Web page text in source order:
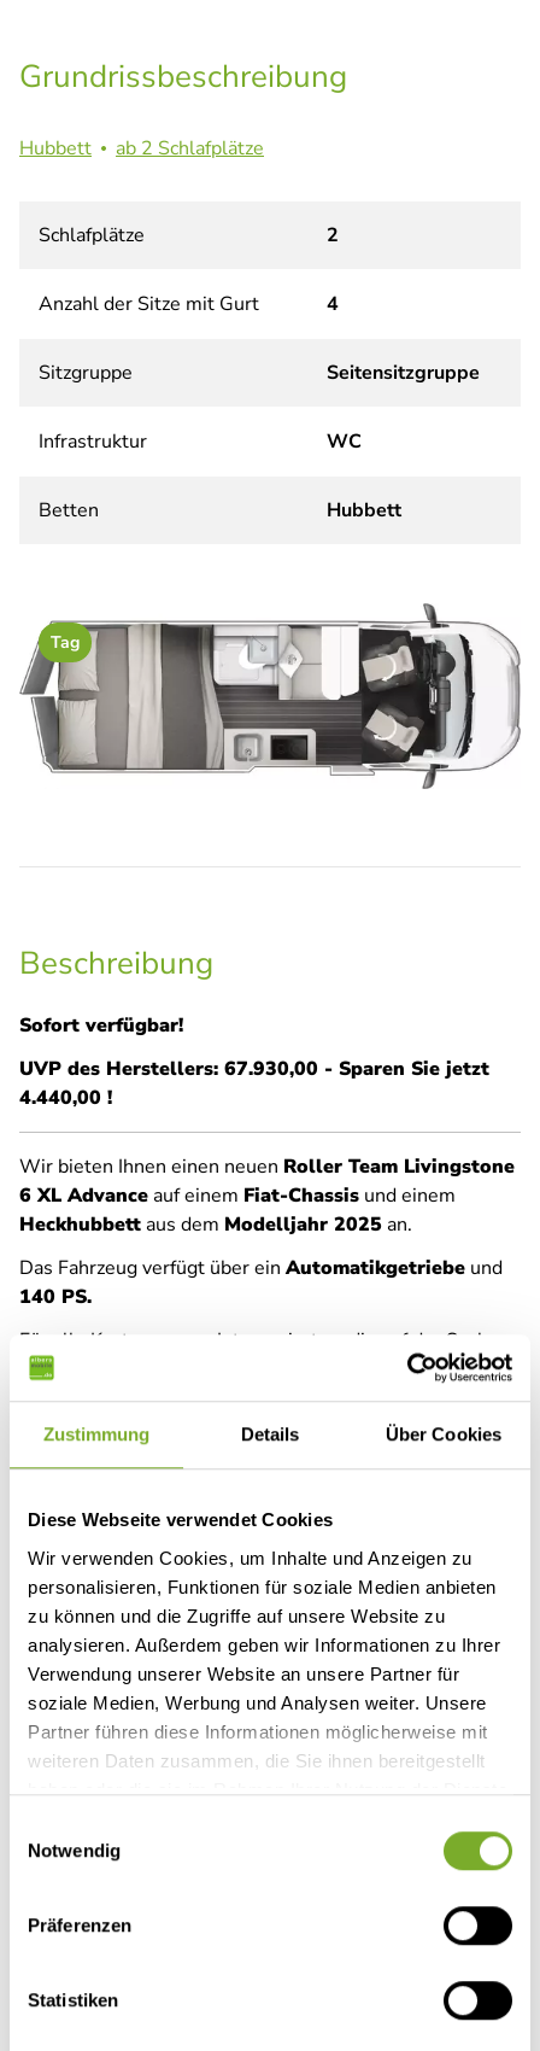
Zustimmung Details Über Cookies
Diese Webseite verwendet Cookies
Wir verwenden Cookies, um Inhalte und Anzeigen zu
personalisieren, Funktionen für soziale Medien anbieten
zu können und die Zugriffe auf unsere Website zu
analysieren. Außerdem geben wir Informationen zu Ihrer
Verwendung unserer Website an unsere Partner für
soziale Medien, Werbung und Analysen weiter. Unsere
Partner führen diese Informationen möglicherweise mit
weiteren Daten zusammen, die Sie ihnen bereitgestellt
haben oder die sie im Rahmen Ihrer Nutzung der Dienste
Notwendig
Präferenzen
Statistiken
Grundrissbeschreibung
Hubbett ab 2 Schlafplätze
Schlafplätze 2
Anzahl der Sitze mit Gurt 4
Sitzgruppe Seitensitzgruppe
Infrastruktur WC
Betten Hubbett
Tag
Beschreibung
Sofort verfügbar!
UVP des Herstellers: 67.930,00 - Sparen Sie jetzt
4.440,00 !
Wir bieten Ihnen einen neuen Roller Team Livingstone
6 XL Advanceauf einem Fiat-Chassis und einem
Heckhubbettaus dem Modelljahr 2025an.
Das Fahrzeug verfügt über einAutomatikgetriebe und
140 PS.
Für alle Kastenwagen-Interessierten, die auf der Suche
nach einem Freizeitmobil der Spitzenklasse sind, mit
hervorragender Technologie, einem luxuriösen Design,
raffinierten Materialien und einer Vielfalt an
Ausstattung:
Sonderlackierung: Expedition Grey
PAKET SELEKT
Automatikgetriebe
PACK ARCTIC DIESEL (Webasto)
WEBASTO Dieselheizung Airtop 55 mit Multi Control
Steuereinheit
Winter Paket (isolierter und elektrisch beheizter
PAKET COMFORT